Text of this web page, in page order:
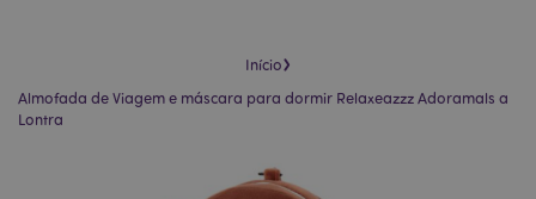
Início›
Almofada de Viagem e máscara para dormir Relaxeazzz Adoramals a
Lontra